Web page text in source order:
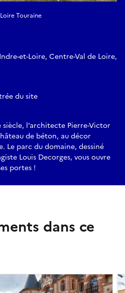
Touraine
et-Loire, Centre-Val de Loire,
du site
l’architecte Pierre-Victor
de béton, au décor
Le parc du domaine, dessiné
Louis Decorges, vous ouvre
portes !
dans ce